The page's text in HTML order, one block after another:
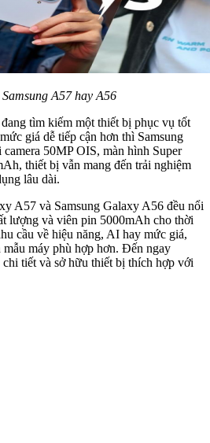
A57 hay A56
tìm kiếm một thiết bị phục vụ tốt
giá dễ tiếp cận hơn thì Samsung
50MP OIS, màn hình Super
thiết bị vẫn mang đến trải nghiệm
lâu dài.
A57 và Samsung Galaxy A56 đều nổi
lượng và viên pin 5000mAh cho thời
cầu về hiệu năng, AI hay mức giá,
máy phù hợp hơn. Đến ngay
tiết và sở hữu thiết bị thích hợp với